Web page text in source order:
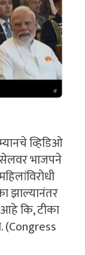
व्हिडिओ
भाजपने
झाल्यानंतर
कि, टीका
(Congress